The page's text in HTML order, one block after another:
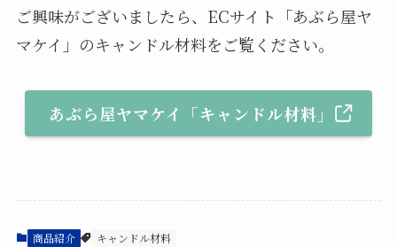
ご興味がございましたら、ECサイト「あぶら屋ヤ
マケイ」のキャンドル材料をご覧ください。
あぶら屋ヤマケイ「キャンドル材料」
商品紹介 キャンドル材料